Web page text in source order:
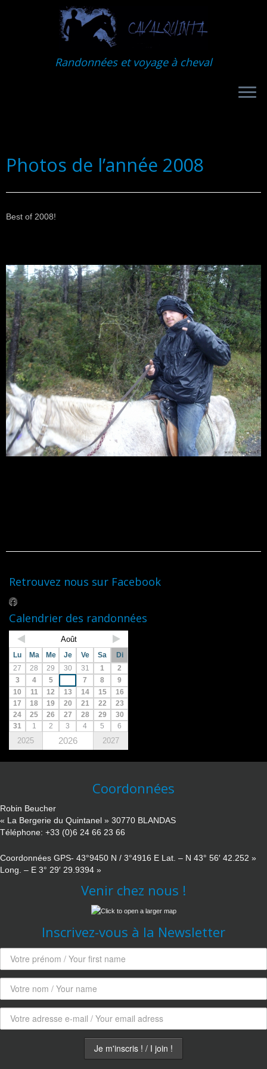
Randonnées et voyage à cheval
Photos de l’année 2008
Best of 2008!
Retrouvez nous sur Facebook
Calendrier des randonnées
Août
Lu Ma Me Je Ve Sa
Di
27
28 29 30 31 1
2
3
4 5 7 8
9
10
11 12 13 14 15
16
17
18 19 20 21 22
23
24
25 26 27 28 29
30
31
1 2 3 4 5 6
2025 2026 2027
Coordonnées
Robin Beucher
« La Bergerie du Quintanel » 30770 BLANDAS
Téléphone: +33 (0)6 24 66 23 66
Coordonnées GPS- 43°9450 N / 3°4916 E Lat. – N 43° 56′ 42.252 »
Long. – E 3° 29′ 29.9394 »
Venir chez nous !
Inscrivez-vous à la Newsletter